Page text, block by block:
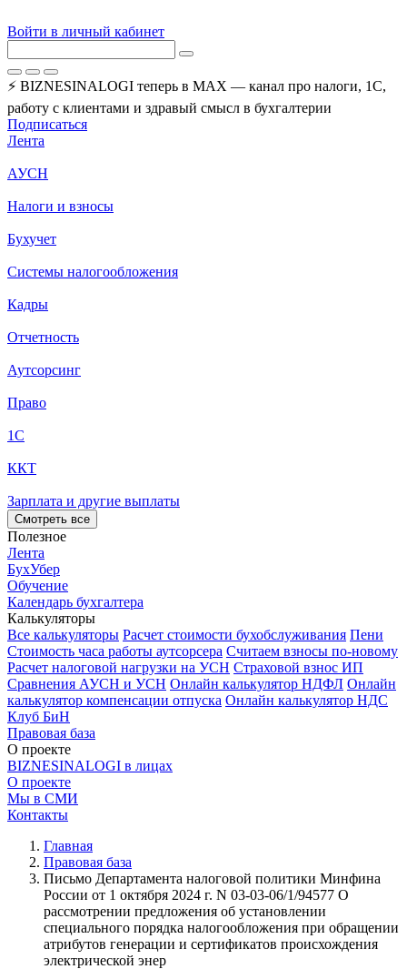
Войти в личный кабинет
⚡ BIZNESINALOGI теперь в MAX — канал про налоги, 1С,
работу с клиентами и здравый смысл в бухгалтерии
Подписаться
Лента
АУСН
Налоги и взносы
Бухучет
Системы налогообложения
Кадры
Отчетность
Аутсорсинг
Право
1С
ККТ
Зарплата и другие выплаты
Смотреть все
Полезное
Лента
БухУбер
Обучение
Календарь бухгалтера
Калькуляторы
Все калькуляторы Расчет стоимости бухобслуживания Пени
Стоимость часа работы аутсорсера Считаем взносы по-новому
Расчет налоговой нагрузки на УСН Страховой взнос ИП
Сравнения АУСН и УСН Онлайн калькулятор НДФЛ Онлайн
калькулятор компенсации отпуска Онлайн калькулятор НДС
Клуб БиН
Правовая база
О проекте
BIZNESINALOGI в лицах
О проекте
Мы в СМИ
Контакты
Главная
Правовая база
Письмо Департамента налоговой политики Минфина
России от 1 октября 2024 г. N 03-03-06/1/94577 О
рассмотрении предложения об установлении
специального порядка налогообложения при обращении
атрибутов генерации и сертификатов происхождения
электрической энер